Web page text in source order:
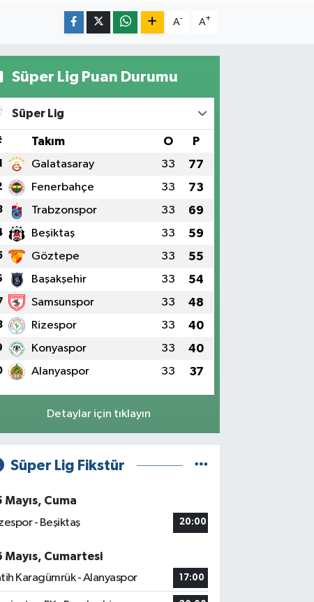
A- A+
Süper Lig Puan Durumu
Süper Lig
Takım O P
Galatasaray 33 77
Fenerbahçe 33 73
Trabzonspor 33 69
Beşiktaş 33 59
Göztepe 33 55
Başakşehir 33 54
Samsunspor 33 48
Rizespor 33 40
Konyaspor 33 40
Alanyaspor 33 37
Detaylar için tıklayın
Süper Lig Fikstür
Mayıs, Cuma
- Beşiktaş
20:00
Mayıs, Cumartesi
Karagümrük - Alanyaspor
17:00